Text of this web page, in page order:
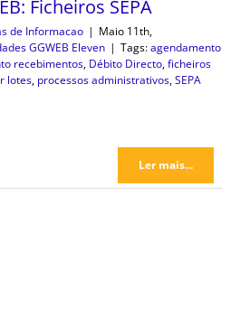
Ficheiros SEPA
de Informacao | Maio 11th,
GGWEB Eleven | Tags:agendamento
recebimentos, Débito Directo,ficheiros
lotes, processos administrativos,SEPA
Ler mais...